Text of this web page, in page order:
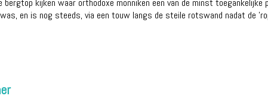
kijken waar orthodoxe monniken een van de minst toegankelijke
en is nog steeds, via een touw langs de steile rotswand nadat de